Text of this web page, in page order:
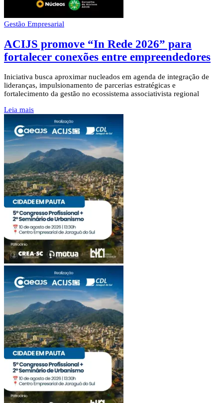
Gestão Empresarial
ACIJS promove “In Rede 2026” para
fortalecer conexões entre empreendedores
Iniciativa busca aproximar nucleados em agenda de integração de
lideranças, impulsionamento de parcerias estratégicas e
fortalecimento da gestão no ecossistema associativista regional
Leia mais